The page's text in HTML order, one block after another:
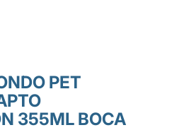
PET
355ML BOCA